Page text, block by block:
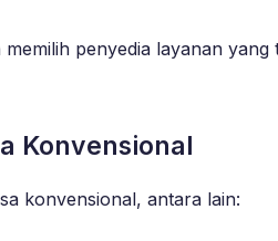
penyedia layanan
Konvensional
konvensional, antara lain: